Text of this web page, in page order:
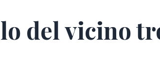
del vicino